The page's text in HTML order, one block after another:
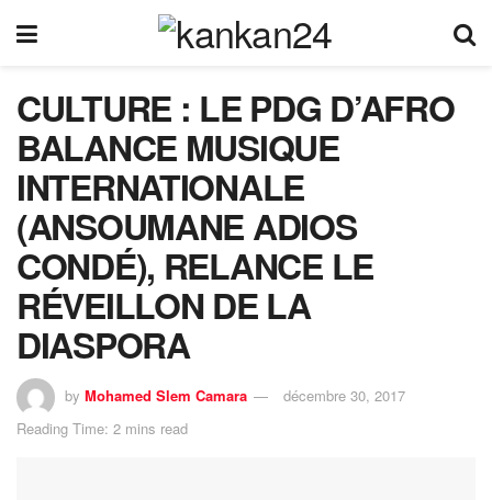
CULTURE : LE PDG D’AFRO
BALANCE MUSIQUE
INTERNATIONALE
(ANSOUMANE ADIOS
CONDÉ), RELANCE LE
RÉVEILLON DE LA
DIASPORA
by Mohamed Slem Camara
décembre 30, 2017
Reading Time: 2 mins read